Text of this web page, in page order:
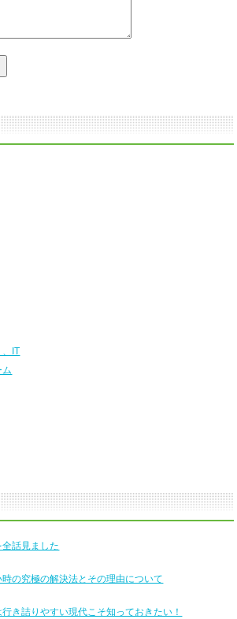
、IT
ム
話見ました
の究極の解決法とその理由について
き詰りやすい現代こそ知っておきたい！